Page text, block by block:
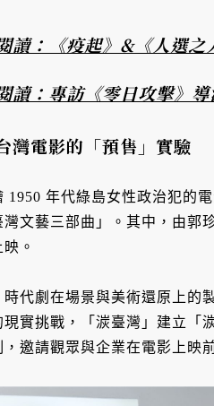
讀：《疫起》&《人選
讀：專訪《零日攻擊》
灣電影的「預售」實驗
1950 年代綠島女性政治犯的
灣文藝三部曲」。其中，由郭
。
時代劇在場景與美術還原上的
現實挑戰，「湠臺灣」建立「
，邀請觀眾與企業在電影上映